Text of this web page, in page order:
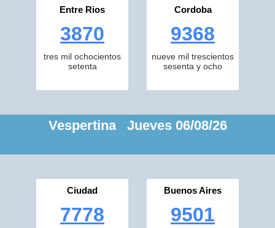
Entre Rios
3870
tres mil ochocientos
setenta
Cordoba
9368
nueve mil trescientos
sesenta y ocho
Vespertina Jueves 06/08/26
Ciudad
7778
Buenos Aires
9501